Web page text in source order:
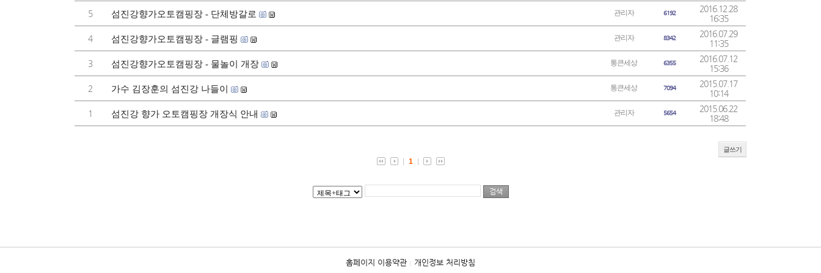
5 섬진강향가오토캠핑장 - 단체방갈로 관리자 6192
2016.12.28
16:35
4 섬진강향가오토캠핑장 - 글램핑 관리자 8342
2016.07.29
11:35
3 섬진강향가오토캠핑장 - 물놀이 개장 통큰세상 6355
2016.07.12
15:36
2 가수 김장훈의 섬진강 나들이 통큰세상 7094
2015.07.17
10:14
1 섬진강 향가 오토캠핑장 개장식 안내 관리자 5654
2015.06.22
18:48
글쓰기
1
홈페이지 이용약관 개인정보 처리방침